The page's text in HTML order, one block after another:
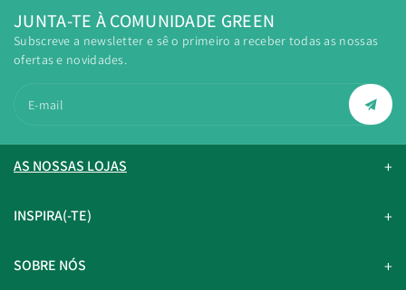
JUNTA-TE À COMUNIDADE GREEN
Subscreve a newsletter e sê o primeiro a receber todas as nossas
ofertas e novidades.
E-mail
AS NOSSAS LOJAS
INSPIRA(-TE)
SOBRE NÓS